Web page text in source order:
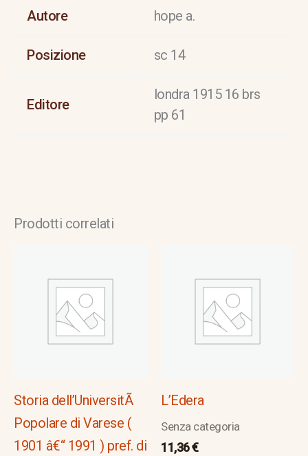
Autore hope a.
Posizione sc 14
Editore
londra 1915 16 brs
pp 61
Prodotti correlati
Storia dell’UniversitÃ
Popolare di Varese (
1901 â€“ 1991 ) pref. di
L’Edera
Senza categoria
11,36€